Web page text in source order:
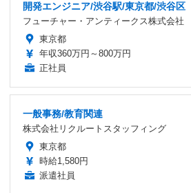
開発エンジニア/渋谷駅/東京都/渋谷区
フューチャー・アンティークス株式会社
東京都
年収360万円～800万円
正社員
一般事務/教育関連
株式会社リクルートスタッフィング
東京都
時給1,580円
派遣社員